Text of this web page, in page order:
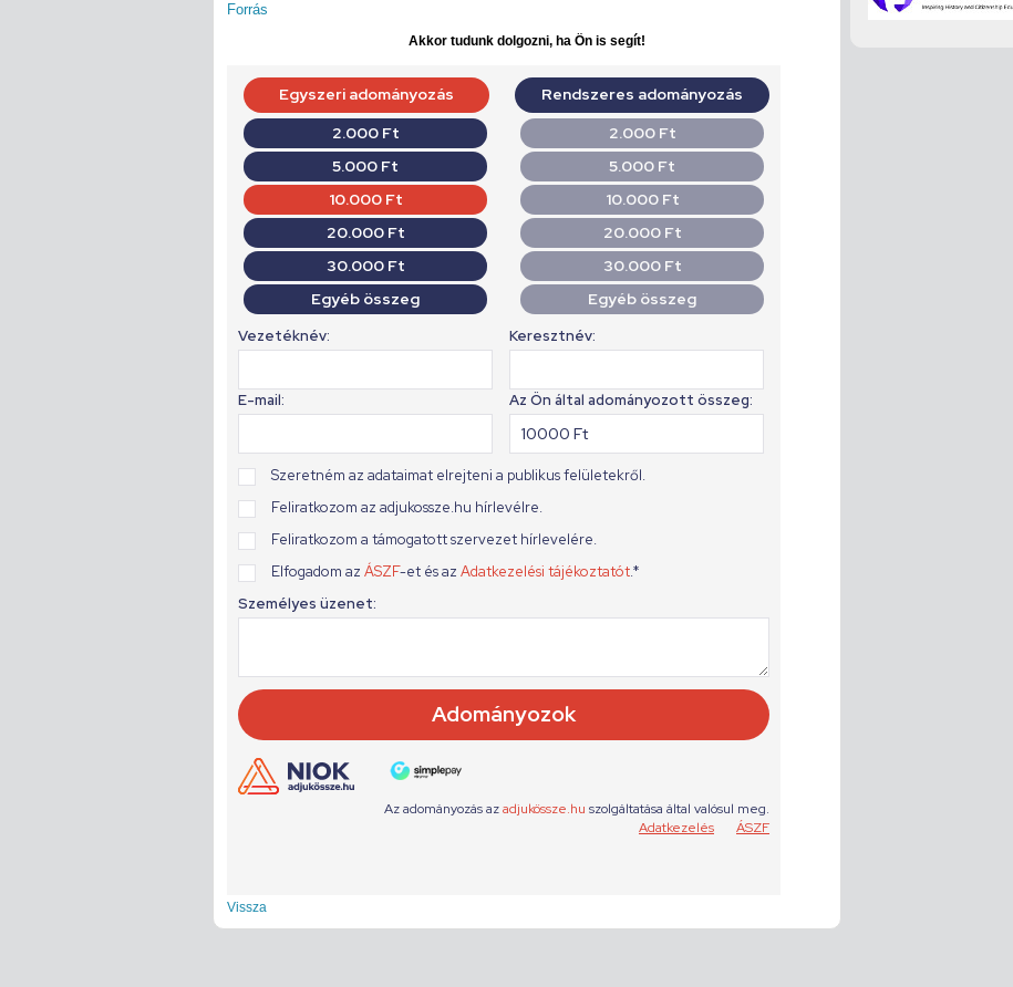
Forrás
Akkor tudunk dolgozni, ha Ön is segít!
Vissza